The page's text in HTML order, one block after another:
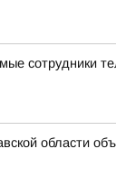
сотрудники